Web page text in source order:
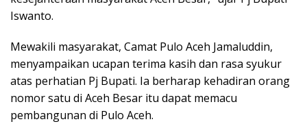
Iswanto.
Mewakili masyarakat, Camat Pulo Aceh Jamaluddin,
menyampaikan ucapan terima kasih dan rasa syukur
atas perhatian Pj Bupati. Ia berharap kehadiran orang
nomor satu di Aceh Besar itu dapat memacu
pembangunan di Pulo Aceh.